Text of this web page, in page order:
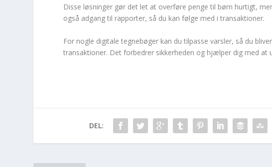
Disse løsninger gør det let at overføre penge til børn hurtigt,
også adgang til rapporter, så du kan følge med i transaktioner.
For nogle digitale tegnebøger kan du tilpasse varsler, så du
transaktioner. Det forbedrer sikkerheden og hjælper dig med at
DEL: